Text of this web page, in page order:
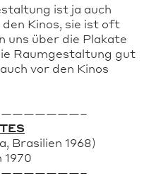
ist ja auch
Kinos, sie ist oft
uns über die Plakate
Raumgestaltung gut
vor den Kinos
Brasilien 1968)
1970